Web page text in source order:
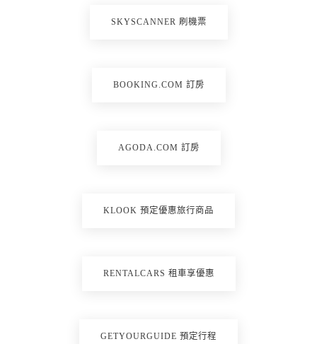
SKYSCANNER 刷機票
BOOKING.COM 訂房
AGODA.COM 訂房
KLOOK 預定優惠旅行商品
RENTALCARS 租車享優惠
GETYOURGUIDE 預定行程